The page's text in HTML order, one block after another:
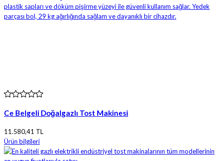
Ce Belgeli Doğalgazlı Tost Makinesi
11.580,41 TL
Ürün bilgileri